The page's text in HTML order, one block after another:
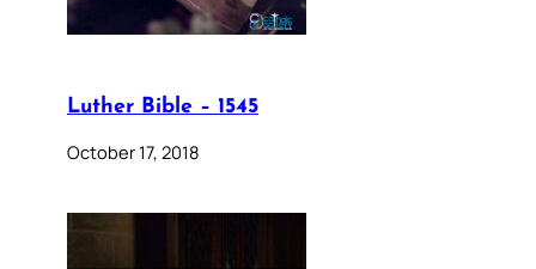
Luther Bible – 1545
October 17, 2018